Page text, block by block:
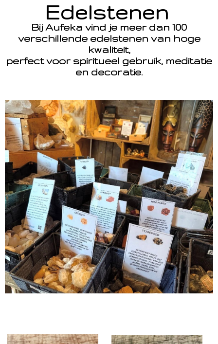
Edelstenen
Bij Aufeka vind je meer dan 100
verschillende edelstenen van hoge
kwaliteit,
perfect voor spiritueel gebruik, meditatie
en decoratie.